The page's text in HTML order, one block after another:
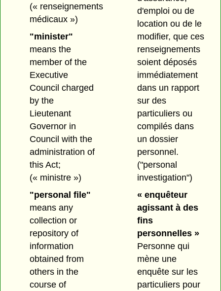
(« renseignements
médicaux »)
"minister"
means the
member of the
Executive
Council charged
by the
Lieutenant
Governor in
Council with the
administration of
this Act;
(« ministre »)
"personal file"
means any
collection or
repository of
information
obtained from
others in the
course of
d'emploi ou de
location ou de le
modifier, que ces
renseignements
soient déposés
immédiatement
dans un rapport
sur des
particuliers ou
compilés dans
un dossier
personnel.
("personal
investigation")
« enquêteur
agissant à des
fins
personnelles »
Personne qui
mène une
enquête sur les
particuliers pour